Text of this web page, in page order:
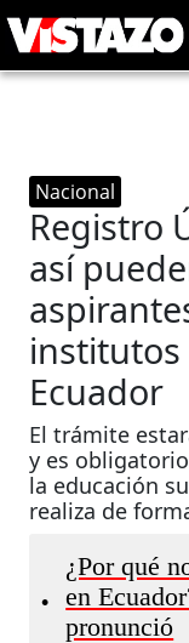
Nacional
Registro
así
institutos
Ecuador
El trámite
y es
la educación
realiza de
•
¿Por qué
en
pronunció